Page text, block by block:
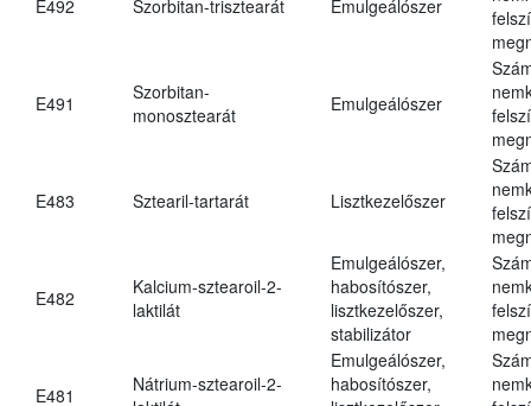
E492 Szorbitan-trisztearát Emulgeálószer
E491
Szorbitan-
monosztearát
Emulgeálószer
E483 Sztearil-tartarát Lisztkezelőszer
E482
Kalcium-sztearoil-2-
laktilát
Emulgeálószer,
habosítószer,
lisztkezelőszer,
stabilizátor
E481
Nátrium-sztearoil-2-
Emulgeálószer,
habosítószer,